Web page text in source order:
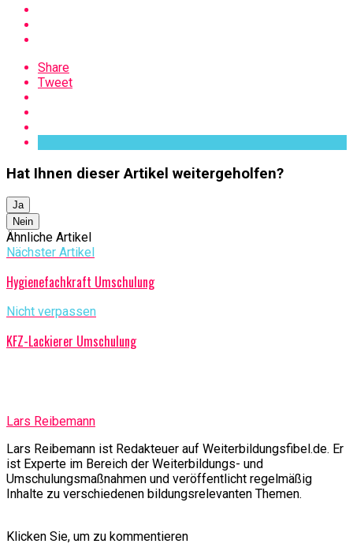
Share
Tweet
Hat Ihnen dieser Artikel weitergeholfen?
Ja
Nein
Ähnliche Artikel
Nächster Artikel
Hygienefachkraft Umschulung
Nicht verpassen
KFZ-Lackierer Umschulung
Lars Reibemann
Lars Reibemann ist Redakteuer auf Weiterbildungsfibel.de. Er
ist Experte im Bereich der Weiterbildungs- und
Umschulungsmaßnahmen und veröffentlicht regelmäßig
Inhalte zu verschiedenen bildungsrelevanten Themen.
Klicken Sie, um zu kommentieren